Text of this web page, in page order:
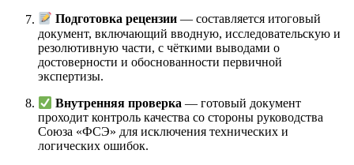
Подготовка рецензии — составляется итоговый
документ, включающий вводную, исследовательскую и
резолютивную части, с чёткими выводами о
достоверности и обоснованности первичной
экспертизы.
Внутренняя проверка — готовый документ
проходит контроль качества со стороны руководства
Союза «ФСЭ» для исключения технических и
логических ошибок.